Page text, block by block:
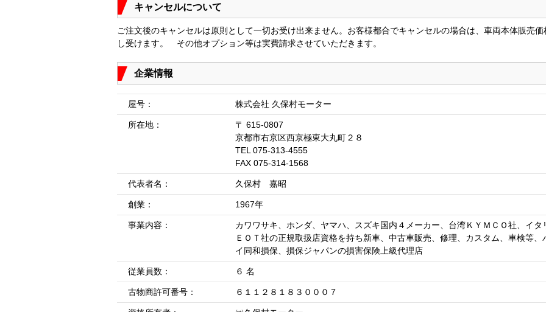
キャンセルについて
ご注文後のキャンセルは原則として一切お受け出来ません。お客様都合でキャンセルの場合は、車両本体販売
し受けます。 その他オプション等は実費請求させていただきます。
企業情報
屋号： 株式会社 久保村モーター
所在地：
〒 615-0807
京都市右京区西京極東大丸町２８
TEL 075-313-4555
FAX 075-314-1568
代表者名： 久保村 嘉昭
創業： 1967年
事業内容：
カワワサキ、ホンダ、ヤマハ、スズキ国内４メーカー、台湾ＫＹＭＣＯ社、イ
ＥＯＴ社の正規取扱店資格を持ち新車、中古車販売、修理、カスタム、車検等
イ同和損保、損保ジャパンの損害保険上級代理店
従業員数： ６ 名
古物商許可番号： ６１１２８１８３０００７